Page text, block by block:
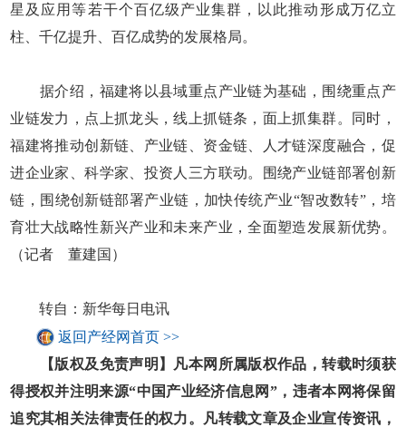
星及应用等若干个百亿级产业集群，以此推动形成万亿立
柱、千亿提升、百亿成势的发展格局。
据介绍，福建将以县域重点产业链为基础，围绕重点产
业链发力，点上抓龙头，线上抓链条，面上抓集群。同时，
福建将推动创新链、产业链、资金链、人才链深度融合，促
进企业家、科学家、投资人三方联动。围绕产业链部署创新
链，围绕创新链部署产业链，加快传统产业“智改数转”，培
育壮大战略性新兴产业和未来产业，全面塑造发展新优势。
（记者 董建国）
转自：新华每日电讯
返回产经网首页 >>
【版权及免责声明】凡本网所属版权作品，转载时须获
得授权并注明来源“中国产业经济信息网”，违者本网将保留
追究其相关法律责任的权力。凡转载文章及企业宣传资讯，